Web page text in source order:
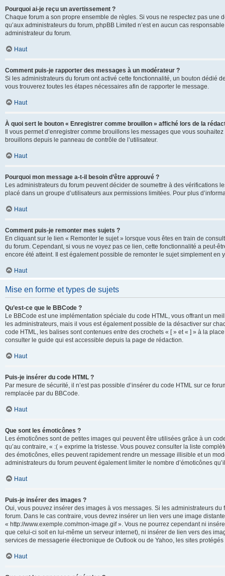
Pourquoi ai-je reçu un avertissement ?
Chaque forum a son propre ensemble de règles. Si vous ne respectez pas une
qu’aux administrateurs du forum, phpBB Limited n’est en aucun cas
administrateur du forum.
Haut
Comment puis-je rapporter des messages à un modérateur ?
Si les administrateurs du forum ont activé cette fonctionnalité, un bouton dédié
vous trouverez toutes les étapes nécessaires afin de rapporter le message.
Haut
À quoi sert le bouton « Enregistrer comme brouillon » affiché lors de la
Il vous permet d’enregistrer comme brouillons les messages que vous
brouillons depuis le panneau de contrôle de l’utilisateur.
Haut
Pourquoi mon message a-t-il besoin d’être approuvé ?
Les administrateurs du forum peuvent décider de soumettre à des vérifications
placé dans un groupe d’utilisateurs aux permissions limitées. Pour plus
Haut
Comment puis-je remonter mes sujets ?
En cliquant sur le lien « Remonter le sujet » lorsque vous êtes en train de
du forum. Cependant, si vous ne voyez pas ce lien, cette fonctionnalité a peut-
encore été atteint. Il est également possible de remonter le sujet simplement
Haut
Mise en forme et types de sujets
Qu’est-ce que le BBCode ?
Le BBCode est une implémentation spéciale du code HTML, vous offrant un
les administrateurs, mais il vous est également possible de la désactiver sur
code HTML, les balises sont contenues entre des crochets « [ » et « ] » à la
consulter le guide qui est accessible depuis la page de rédaction.
Haut
Puis-je insérer du code HTML ?
Par mesure de sécurité, il n’est pas possible d’insérer du code HTML sur ce
remplacée par du BBCode.
Haut
Que sont les émoticônes ?
Les émoticônes sont de petites images qui peuvent être utilisées grâce à un
qu’au contraire, « :( » exprime la tristesse. Vous pouvez consulter la liste
des émoticônes, elles peuvent rapidement rendre un message illisible et un
administrateurs du forum peuvent également limiter le nombre d’émoticônes
Haut
Puis-je insérer des images ?
Oui, vous pouvez insérer des images à vos messages. Si les administrateurs
forum. Dans le cas contraire, vous devrez insérer un lien vers une image
« http://www.exemple.com/mon-image.gif ». Vous ne pourrez cependant ni
que celui-ci soit en lui-même un serveur internet), ni insérer de lien vers des
services de messagerie électronique de Outlook ou de Yahoo, les sites
Haut